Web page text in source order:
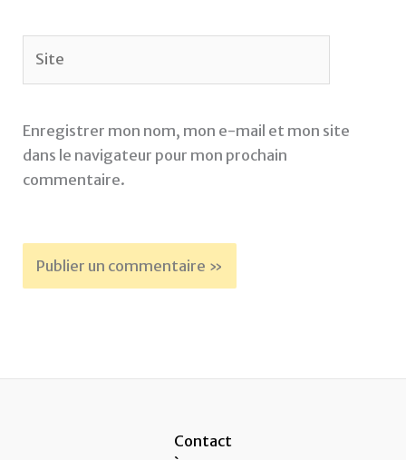
Enregistrer mon nom, mon e-mail et mon site
dans le navigateur pour mon prochain
commentaire.
Contact